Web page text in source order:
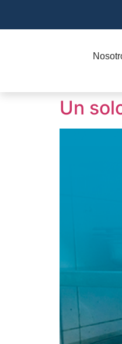
Un